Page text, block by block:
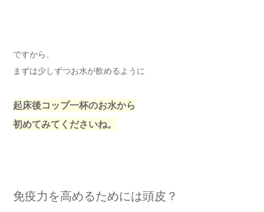
ですから、
まずは少しずつお水が飲めるように
起床後コップ一杯のお水から
初めてみてくださいね。
免疫力を高めるためには頭皮？